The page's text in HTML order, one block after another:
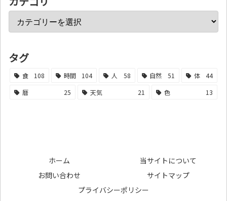
タグ
食 108 時間 104 人 58 自然 51 体
44
暦
25 天気 21 色 13
ホーム
当サイトについて
お問い合わせ
サイトマップ
プライバシーポリシー